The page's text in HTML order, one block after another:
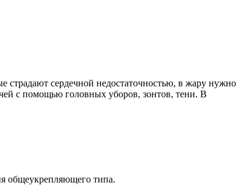
страдают сердечной недостаточностью, в жару нужно
с помощью головных уборов, зонтов, тени. В
общеукрепляющего типа.